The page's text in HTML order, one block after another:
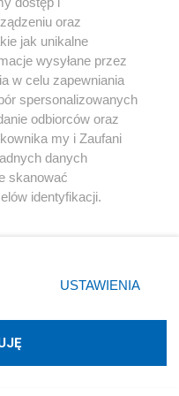
monopole
swobodna-
w teoretycznej
oraz
jak unikalne
wysyłane przez
w celu zapewniania
spersonalizowanych
odbiorców oraz
my i Zaufani
danych
skanować
identyfikacji.
ustawień prywatności
strony
wymagają zgody
się takiemu
USTAWIENIA